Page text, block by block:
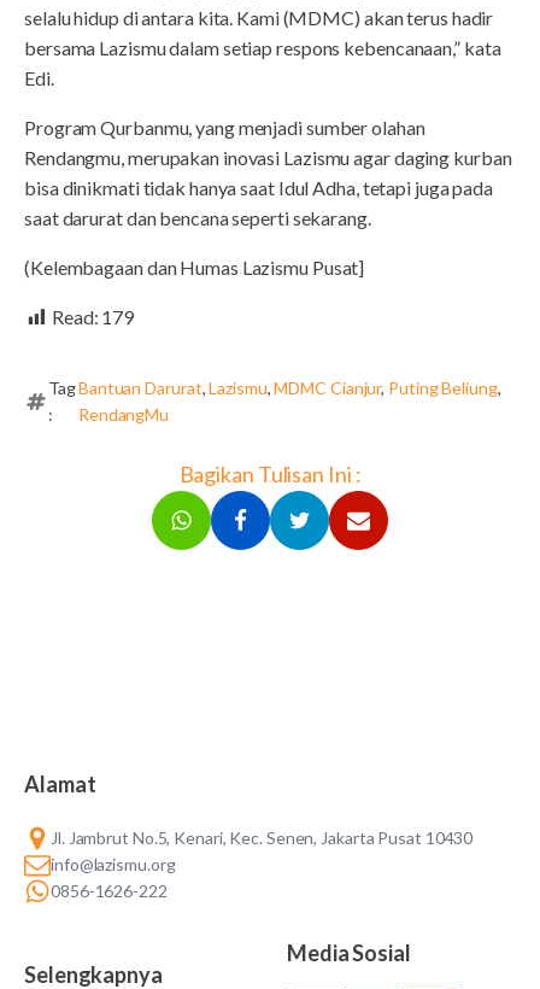
selalu hidup di antara kita. Kami (MDMC) akan terus hadir
bersama Lazismu dalam setiap respons kebencanaan,” kata
Edi.
Program Qurbanmu, yang menjadi sumber olahan
Rendangmu, merupakan inovasi Lazismu agar daging kurban
bisa dinikmati tidak hanya saat Idul Adha, tetapi juga pada
saat darurat dan bencana seperti sekarang.
(Kelembagaan dan Humas Lazismu Pusat]
Read: 179
Tag
:
Bantuan Darurat,Lazismu,MDMC Cianjur, Puting Beliung,
RendangMu
Bagikan Tulisan Ini :
Alamat
Jl. Jambrut No.5, Kenari, Kec. Senen, Jakarta Pusat 10430
info@lazismu.org
0856-1626-222
Selengkapnya
Media Sosial